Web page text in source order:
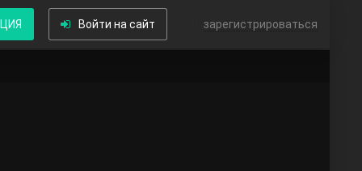
Войти на сайт зарегистрироваться